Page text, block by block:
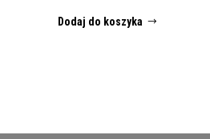
Dodaj do koszyka